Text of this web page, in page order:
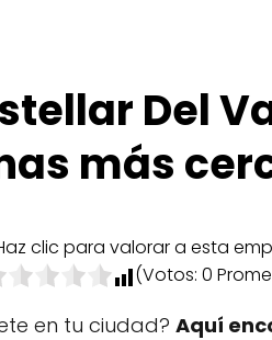
Del
más
clic para valorar a esta
(Votos: 0
en tu ciudad? Aquí